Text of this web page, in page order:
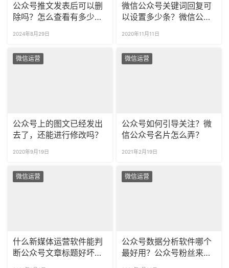
公众号推文发表后可以删
除吗？怎么查看有多少用
2024年8月29日
微信公众号关键词回复可
以设置多少条？微信公众
设置？
2020年11月11日
微信运营
公众号上的图文已经发出
去了，还能进行修改吗？
2020年9月19日
微信运营
公众号如何引导关注？微
信公众号名片怎么弄？
2021年2月19日
微信运营
什么新媒体运营软件能判
断公众号文章标题好坏？
微信运营
公众号数据分析软件哪个
最好用？公众号粉丝来源